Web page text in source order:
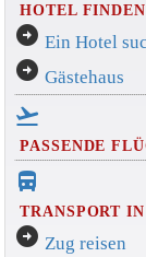
HOTEL FINDEN
arrow_circle_right Ein Hotel
arrow_circle_right Gästehaus
flight_takeoff
PASSENDE
directions_bus_filled
TRANSPORT
arrow_circle_right Zug reisen